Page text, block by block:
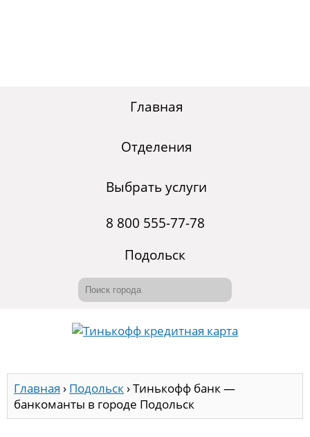
Главная
Отделения
Выбрать услуги
8 800 555-77-78
Подольск
Главная › Подольск›Тинькофф банк —
банкоманты в городе Подольск